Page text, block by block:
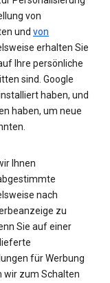
von
und von
erhalten Sie
Ihre persönliche
sind. Google
haben, und
haben, um neue
Ihnen
nach
zu
Sie auf einer
für Werbung
wir zum Schalten